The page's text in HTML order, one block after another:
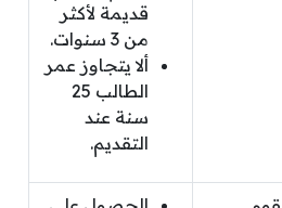
قديمة لأكثر
من 3 سنوات.
ألا يتجاوز عمر
الطالب 25
سنة عند
التقديم.